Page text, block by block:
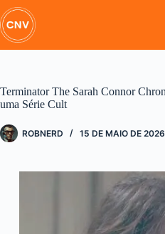
Pular
para
o
conteúdo
Terminator The Sarah Connor
uma Série Cult
ROBNERD 15 DE MAIO DE 2026